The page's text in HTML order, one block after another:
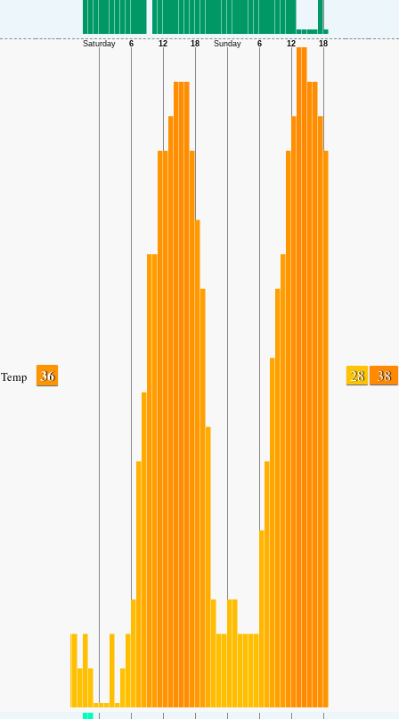
Temp 36 28 38